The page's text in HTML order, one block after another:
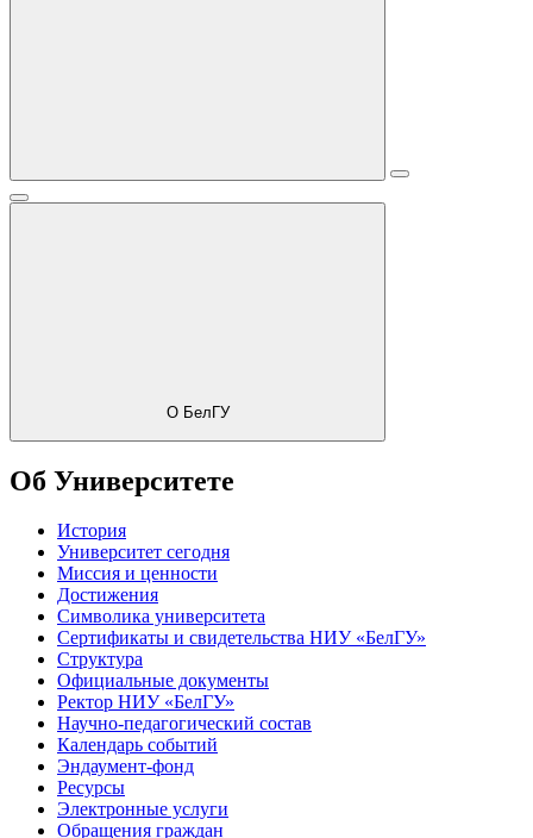
О БелГУ
Об Университете
История
Университет сегодня
Миссия и ценности
Достижения
Символика университета
Сертификаты и свидетельства НИУ «БелГУ»
Структура
Официальные документы
Ректор НИУ «БелГУ»
Научно-педагогический состав
Календарь событий
Эндаумент-фонд
Ресурсы
Электронные услуги
Обращения граждан